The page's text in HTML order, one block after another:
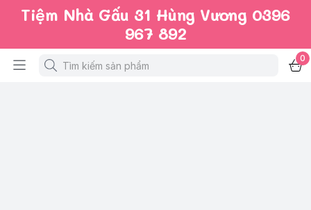
Tiệm Nhà Gấu 31 Hùng Vương 0396
967 892
0